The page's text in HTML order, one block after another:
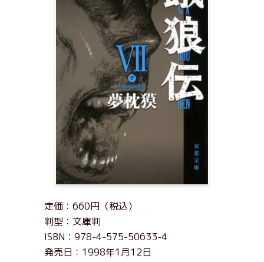
定価：660円（税込）
判型：文庫判
ISBN：978-4-575-50633-4
発売日：1998年1月12日